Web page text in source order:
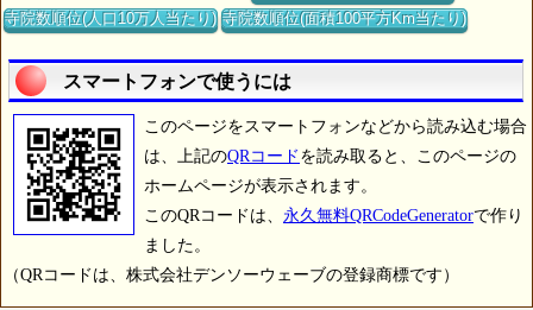
寺院数順位(人口10万人当たり) 寺院数順位(面積100平方Km当たり)
スマートフォンで使うには
このページをスマートフォンなどから読み込む場合
は、上記のQRコード を読み取ると、このページの
ホームページが表示されます。
このQRコードは、 永久無料QRCodeGeneratorで作り
ました。
（QRコードは、株式会社デンソーウェーブの登録商標です）